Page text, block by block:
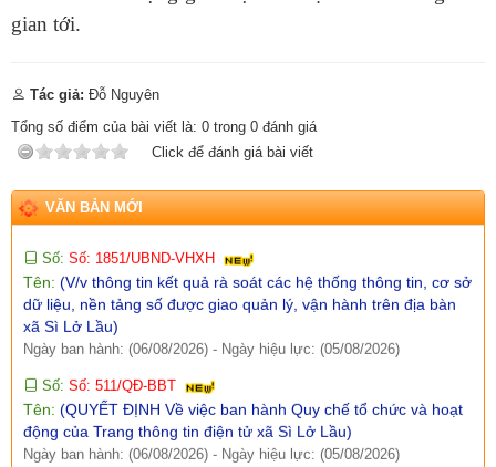
gian tới.
Tác giả: Đỗ Nguyên
Tổng số điểm của bài viết là: 0 trong 0 đánh giá
Click để đánh giá bài viết
VĂN BẢN MỚI
Số:Số: 1858/UBND-VP
Ngày ban hành: (07/08/2026)
Số: Số:1860 /UBND-KT
Tên:(V/v Rà soát các điểm dân cư có nguy cơ sạt lở và lập
Ngày ban hành: (07/08/2026) -Ngày hiệu lực: (06/08/2026)
Số:Số: 1851/UBND-VHXH
Tên: (V/v thông tin kết quả rà soát các hệ thống thông tin, cơ sở
dữ liệu, nền tảng số được giao quản lý, vận hành trên địa bàn
xã Sì Lở Lầu)
Ngày ban hành: (06/08/2026) - Ngày hiệu lực: (05/08/2026)
Số:Số: 511/QĐ-BBT
Tên: (QUYẾT ĐỊNH Về việc ban hành Quy chế tổ chức và hoạt
động của Trang thông tin điện tử xã Sì Lở Lầu)
Ngày ban hành: (06/08/2026) - Ngày hiệu lực: (05/08/2026)
Số:Số:1844 /KH-UBND